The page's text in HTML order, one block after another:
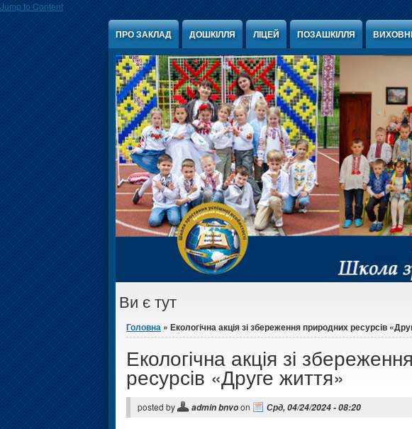
Jump to Content
ПРО ЗАКЛАД ДОШКІЛЛЯ ЛІЦЕЙ ПОЗАШКІЛЛЯ
Ви є тут
Головна » Екологічна акція зі збереження природних ресурсів
Екологічна акція зі
ресурсів «Друге життя»
posted by admin bnvoon Срд, 04/24/2024 - 08:20